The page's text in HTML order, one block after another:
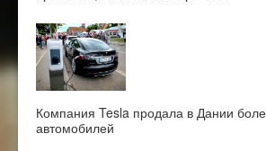
Компания Tesla продала в Дании
автомобилей